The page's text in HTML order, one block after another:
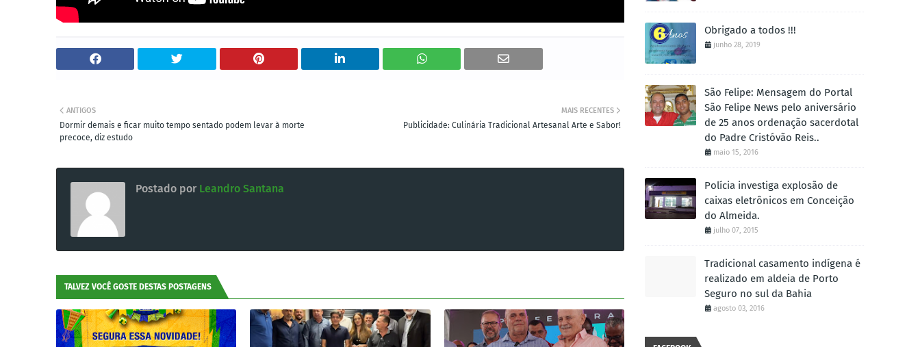
MAIS RECENTES
Publicidade: Culinária Tradicional Artesanal Arte e Sabor!
ANTIGOS
Dormir demais e ficar muito tempo sentado podem levar à morte
precoce, diz estudo
Postado por Leandro Santana
TALVEZ VOCÊ GOSTE DESTAS POSTAGENS
Obrigado a todos !!!
junho 28, 2019
São Felipe: Mensagem do Portal
São Felipe News pelo aniversário
de 25 anos ordenação sacerdotal
do Padre Cristóvão Reis..
maio 15, 2016
Polícia investiga explosão de
caixas eletrônicos em Conceição
do Almeida.
julho 07, 2015
Tradicional casamento indígena é
realizado em aldeia de Porto
Seguro no sul da Bahia
agosto 03, 2016